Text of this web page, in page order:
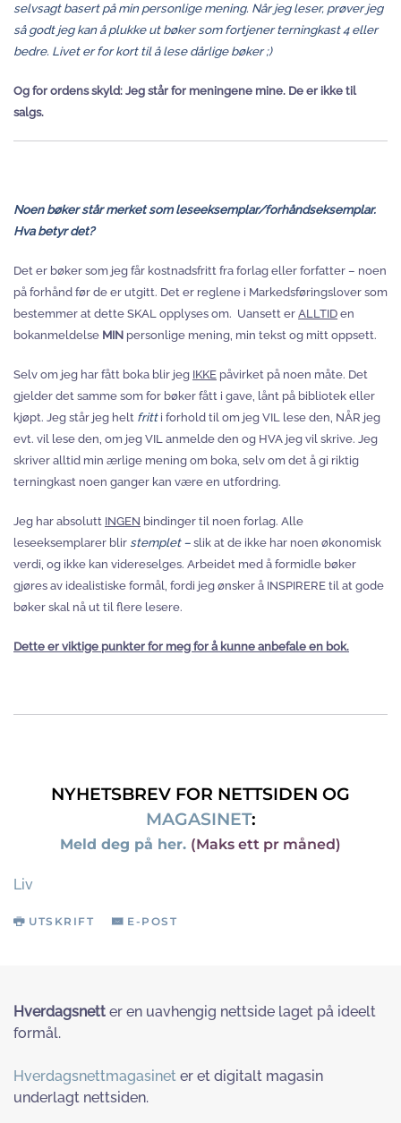
selvsagt basert på min personlige mening. Når jeg leser, prøver jeg
så godt jeg kan å plukke ut bøker som fortjener terningkast 4 eller
bedre. Livet er for kort til å lese dårlige bøker ;)
Og for ordens skyld: Jeg står for meningene mine. De er ikke til
salgs.
Noen bøker står merket som leseeksemplar/forhåndseksemplar.
Hva betyr det?
Det er bøker som jeg får kostnadsfritt fra forlag eller forfatter – noen
på forhånd før de er utgitt. Det er reglene i Markedsføringslover som
bestemmer at dette SKAL opplyses om. Uansett erALLTIDen
bokanmeldelse MIN personlige mening, min tekst og mitt oppsett.
Selv om jeg har fått boka blir jeg IKKE påvirket på noen måte. Det
gjelder det samme som for bøker fått i gave, lånt på bibliotek eller
kjøpt. Jeg står jeg helt fritti forhold til om jeg VIL lese den, NÅR jeg
evt. vil lese den, om jeg VIL anmelde den og HVA jeg vil skrive. Jeg
skriver alltid min ærlige mening om boka, selv om det å gi riktig
terningkast noen ganger kan være en utfordring.
Jeg har absolutt INGEN bindinger til noen forlag. Alle
leseeksemplarer blir stemplet –slik at de ikke har noen økonomisk
verdi, og ikke kan videreselges. Arbeidet med å formidle bøker
gjøres av idealistiske formål, fordi jeg ønsker å INSPIRERE til at gode
bøker skal nå ut til flere lesere.
Dette er viktige punkter for meg for å kunne anbefale en bok.
NYHETSBREV FOR NETTSIDEN OG
MAGASINET:
Meld deg på her. (Maks ett pr måned)
Liv
UTSKRIFT E-POST
Hverdagsnett er en uavhengig nettside laget på ideelt
formål.
Hverdagsnettmagasinet er et digitalt magasin
underlagt nettsiden.